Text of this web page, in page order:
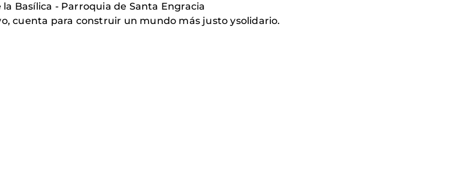
- Parroquia de Santa Engracia
cuenta para construir un mundo más justo ysolidario.